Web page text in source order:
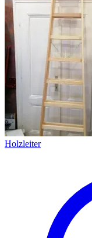
Holzleiter